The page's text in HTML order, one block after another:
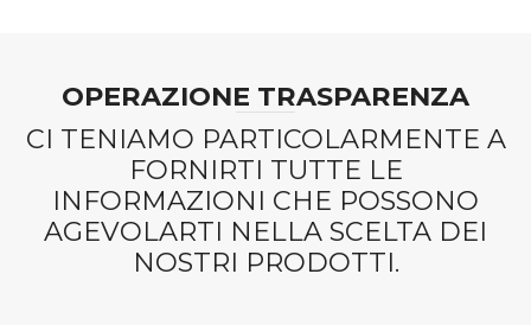
OPERAZIONE TRASPARENZA
CI TENIAMO PARTICOLARMENTE A
FORNIRTI TUTTE LE
INFORMAZIONI CHE POSSONO
AGEVOLARTI NELLA SCELTA DEI
NOSTRI PRODOTTI.